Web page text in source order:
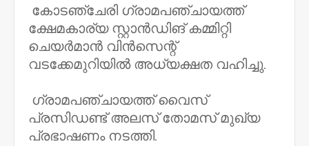
കോടഞ്ചേരി ഗ്രാമപഞ്ചായത്ത്
ക്ഷേമകാര്യ സ്റ്റാൻഡിങ് കമ്മിറ്റി
ചെയർമാൻ വിൻസെന്റ്
വടക്കേമുറിയിൽ അധ്യക്ഷത വഹിച്ചു.
ഗ്രാമപഞ്ചായത്ത് വൈസ്
പ്രസിഡണ്ട് അലസ് തോമസ് മുഖ്യ
പ്രഭാഷണം നടത്തി.